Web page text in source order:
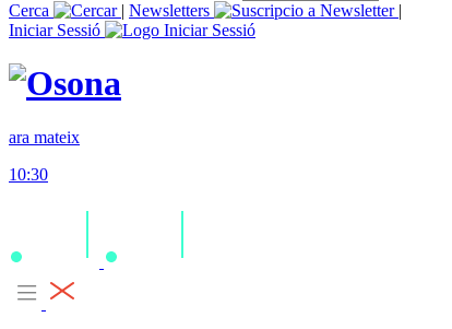
Cerca
| Newsletters
|
Iniciar Sessió
ara mateix
10:30